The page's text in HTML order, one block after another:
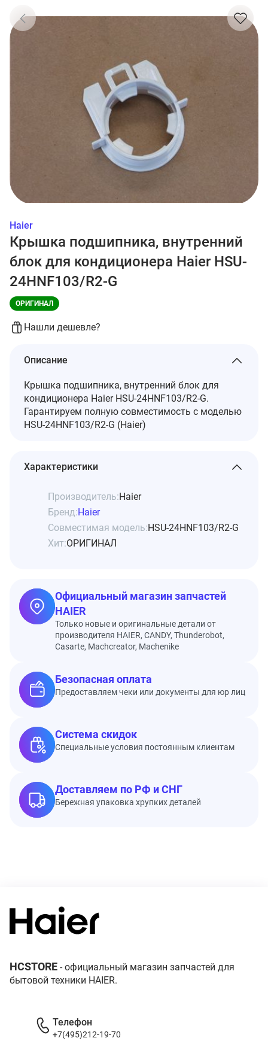
Haier
Крышка подшипника, внутренний
блок для кондиционера Haier HSU-
24HNF103/R2-G
ОРИГИНАЛ
Нашли дешевле?
Описание
Крышка подшипника, внутренний блок для
кондиционера Haier HSU-24HNF103/R2-G.
Гарантируем полную совместимость с моделью
HSU-24HNF103/R2-G (Haier)
Характеристики
Производитель:Haier
Бренд:Haier
Совместимая модель:HSU-24HNF103/R2-G
Хит:ОРИГИНАЛ
Официальный магазин запчастей
HAIER
Только новые и оригинальные детали от
производителя HAIER, CANDY, Thunderobot,
Casarte, Machcreator, Machenike
Безопасная оплата
Предоставляем чеки или документы для юр лиц
Система скидок
Специальные условия постоянным клиентам
Доставляем по РФ и СНГ
Бережная упаковка хрупких деталей
HCSTORE - официальный магазин запчастей для
бытовой техники HAIER.
Телефон
+7(495)212-19-70